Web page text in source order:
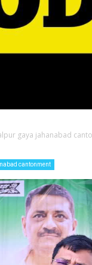
gaya jahanabad
cantonment